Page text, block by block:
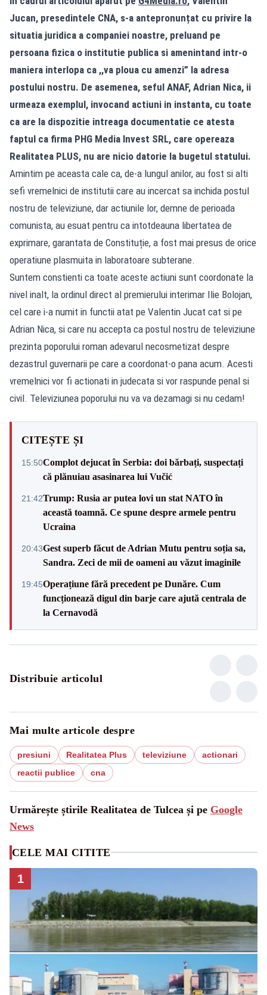
Jucan, presedintele CNA, s-a antepronunțat cu privire la
situatia juridica a companiei noastre, preluand pe
persoana fizica o institutie publica si amenintand intr-o
maniera interlopa ca ,,va ploua cu amenzi” la adresa
postului nostru. De asemenea, seful ANAF, Adrian Nica, ii
urmeaza exemplul, invocand actiuni in instanta, cu toate
ca are la dispozitie intreaga documentatie ce atesta
faptul ca firma PHG Media Invest SRL, care opereaza
Realitatea PLUS, nu are nicio datorie la bugetul statului.
Amintim pe aceasta cale ca, de-a lungul anilor, au fost si alti
sefi vremelnici de institutii care au incercat sa inchida postul
nostru de televiziune, dar actiunile lor, demne de perioada
comunista, au esuat pentru ca intotdeauna libertatea de
exprimare, garantata de Constituție, a fost mai presus de orice
operatiune plasmuita in laboratoare subterane.
Suntem constienti ca toate aceste actiuni sunt coordonate la
nivel inalt, la ordinul direct al premierului interimar Ilie Bolojan,
cel care i-a numit in functii atat pe Valentin Jucat cat si pe
Adrian Nica, si care nu accepta ca postul nostru de televiziune
prezinta poporului roman adevarul necosmetizat despre
dezastrul guvernarii pe care a coordonat-o pana acum. Acesti
vremelnici vor fi actionati in judecata si vor raspunde penal si
civil. Televiziunea poporului nu va va dezamagi si nu cedam!
CITEȘTE ȘI
15:50Complot dejucat în Serbia: doi bărbați, suspectați
că plănuiau asasinarea lui Vučić
21:42Trump: Rusia ar putea lovi un stat NATO în
această toamnă. Ce spune despre armele pentru
Ucraina
20:43Gest superb făcut de Adrian Mutu pentru soția sa,
Sandra. Zeci de mii de oameni au văzut imaginile
19:45Operațiune fără precedent pe Dunăre. Cum
funcționează digul din barje care ajută centrala de
la Cernavodă
Distribuie articolul
Mai multe articole despre
presiuni Realitatea Plus televiziune
actionari
reactii publice
cna
Urmărește știrile Realitatea de Tulcea și pe Google
News
CELE MAI CITITE
1